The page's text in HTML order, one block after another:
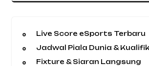
Live Score eSports Terbaru
Jadwal Piala Dunia &
Fixture & Siaran Langsung